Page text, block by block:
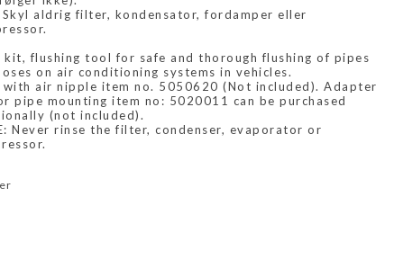
Skyl aldrig filter, kondensator, fordamper eller
kit, flushing tool for safe and thorough flushing of pipes
on air conditioning systems in vehicles.
with air nipple item no. 5050620 (Not included). Adapter
pipe mounting item no: 5020011 can be purchased
(not included).
Never rinse the filter, condenser, evaporator or